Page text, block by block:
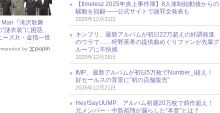
『滝沢歌舞
謎衣装”に困惑、
ーズJr.・金指一世
ンチャ”な髪形！
ーズ“気になる”写
by
【timelesz 2025年炎上事件簿】8人体制始動後からの
騒動を回顧――公式サイトで謝罪文発表も
2025年12月31日
キンプリ、最新アルバムが初日22万超えの好調発進
のウラで……狩野英孝の提供曲めぐりファンが先輩グ
ループに不快感
2025年12月28日
IMP.、最新アルバムが初日5万枚でNumber_i超え！
好セールスの背景に“初の店舗販売”
2025年12月21日
Hey!Say!JUMP、アルバム初週20万枚で前作超え！
元メンバー・中島裕翔が漏らした“本音”とは？